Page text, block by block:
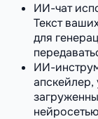
ИИ-чат
Текст
для
ИИ-